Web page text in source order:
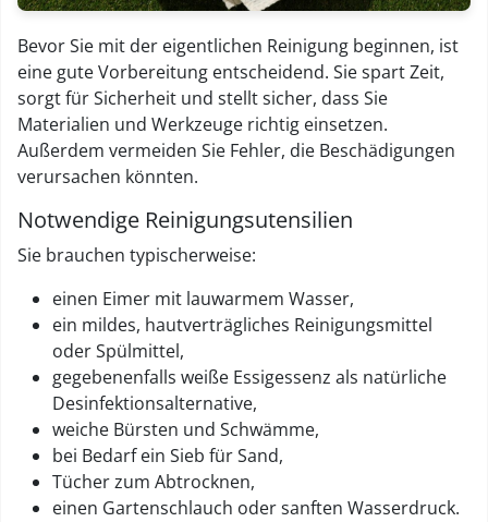
Bevor Sie mit der eigentlichen Reinigung beginnen, ist
eine gute Vorbereitung entscheidend. Sie spart Zeit,
sorgt für Sicherheit und stellt sicher, dass Sie
Materialien und Werkzeuge richtig einsetzen.
Außerdem vermeiden Sie Fehler, die Beschädigungen
verursachen könnten.
Notwendige Reinigungsutensilien
Sie brauchen typischerweise:
einen Eimer mit lauwarmem Wasser,
ein mildes, hautverträgliches Reinigungsmittel
oder Spülmittel,
gegebenenfalls weiße Essigessenz als natürliche
Desinfektionsalternative,
weiche Bürsten und Schwämme,
bei Bedarf ein Sieb für Sand,
Tücher zum Abtrocknen,
einen Gartenschlauch oder sanften Wasserdruck.